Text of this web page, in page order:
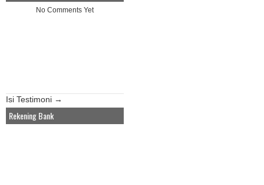
No Comments Yet
Isi Testimoni →
Rekening Bank